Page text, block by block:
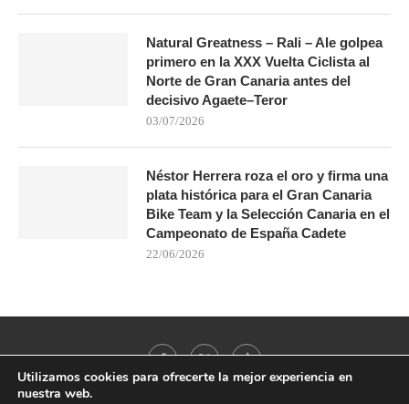
Natural Greatness – Rali – Ale golpea
primero en la XXX Vuelta Ciclista al
Norte de Gran Canaria antes del
decisivo Agaete–Teror
03/07/2026
Néstor Herrera roza el oro y firma una
plata histórica para el Gran Canaria
Bike Team y la Selección Canaria en el
Campeonato de España Cadete
22/06/2026
Utilizamos cookies para ofrecerte la mejor experiencia en
nuestra web.